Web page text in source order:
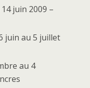
juin 2009 –
juin au 5 juillet
au 4